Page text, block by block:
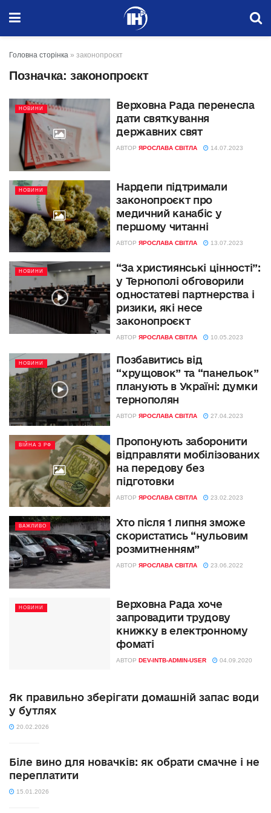
Головна сторінка » законопроєкт
Позначка: законопроєкт
НОВИНИ
Верховна Рада перенесла
дати святкування
державних свят
АВТОР ЯРОСЛАВА СВІТЛА 14.07.2023
НОВИНИ
Нардепи підтримали
законопроєкт про
медичний канабіс у
першому читанні
АВТОР ЯРОСЛАВА СВІТЛА 13.07.2023
НОВИНИ
“За християнські цінності”:
у Тернополі обговорили
одностатеві партнерства і
ризики, які несе
законопроєкт
АВТОР ЯРОСЛАВА СВІТЛА 10.05.2023
НОВИНИ
Позбавитись від
“хрущовок” та “панельок”
планують в Україні: думки
тернополян
АВТОР ЯРОСЛАВА СВІТЛА 27.04.2023
ВІЙНА З РФ
Пропонують заборонити
відправляти мобілізованих
на передову без
підготовки
АВТОР ЯРОСЛАВА СВІТЛА 23.02.2023
ВАЖЛИВО
Хто після 1 липня зможе
скористатись “нульовим
розмитненням”
АВТОР ЯРОСЛАВА СВІТЛА 23.06.2022
НОВИНИ
Верховна Рада хоче
запровадити трудову
книжку в електронному
фоматі
АВТОР DEV-INTB-ADMIN-USER 04.09.2020
Як правильно зберігати домашній запас води
у бутлях
20.02.2026
Біле вино для новачків: як обрати смачне і не
переплатити
15.01.2026